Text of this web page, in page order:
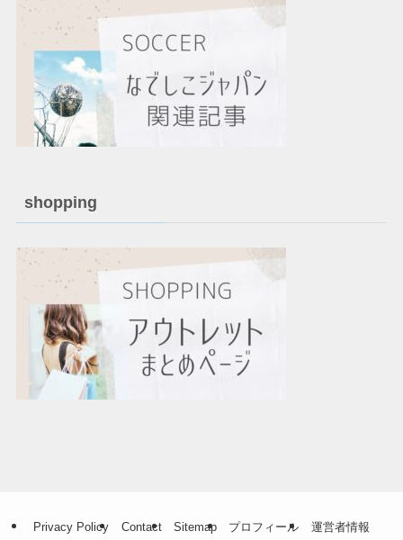
shopping
Privacy Policy Contact Sitemap プロフィール 運営者情報